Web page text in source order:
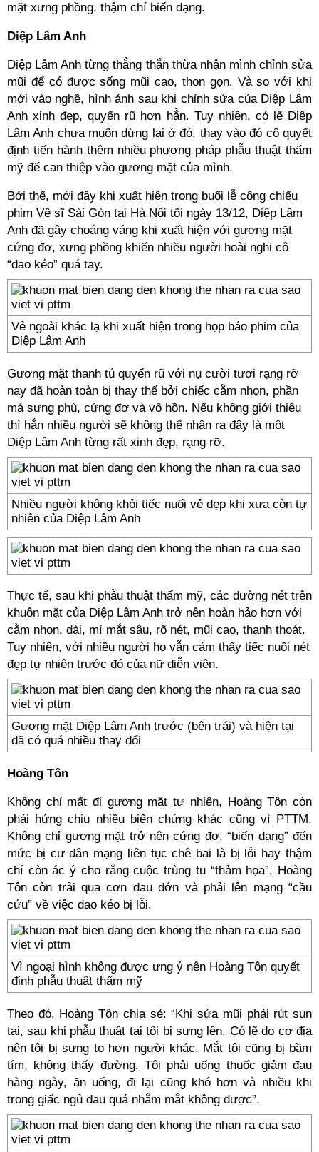
mặt xưng phồng, thậm chí biến dạng.
Diệp Lâm Anh
Diệp Lâm Anh từng thẳng thắn thừa nhận mình chỉnh sửa
mũi để có được sống mũi cao, thon gọn. Và so với khi
mới vào nghề, hình ảnh sau khi chỉnh sửa của Diệp Lâm
Anh xinh đẹp, quyến rũ hơn hẳn. Tuy nhiên, có lẽ Diệp
Lâm Anh chưa muốn dừng lại ở đó, thay vào đó cô quyết
định tiến hành thêm nhiều phương pháp phẫu thuật thẩm
mỹ để can thiệp vào gương mặt của mình.
Bởi thế, mới đây khi xuất hiện trong buổi lễ công chiếu
phim Vệ sĩ Sài Gòn tại Hà Nội tối ngày 13/12, Diệp Lâm
Anh đã gây choáng váng khi xuất hiện với gương mặt
cứng đơ, xưng phồng khiến nhiều người hoài nghi cô
“dao kéo” quá tay.
Vẻ ngoài khác lạ khi xuất hiện trong họp báo phim của
Diệp Lâm Anh
Gương mặt thanh tú quyến rũ với nụ cười tươi rạng rỡ
nay đã hoàn toàn bị thay thế bởi chiếc cằm nhọn, phần
má sưng phù, cứng đơ và vô hồn. Nếu không giới thiệu
thì hẳn nhiều người sẽ không thể nhận ra đây là một
Diệp Lâm Anh từng rất xinh đẹp, rạng rỡ.
Nhiều người không khỏi tiếc nuối vẻ dẹp khi xưa còn tự
nhiên của Diệp Lâm Anh
Thực tế, sau khi phẫu thuật thẩm mỹ, các đường nét trên
khuôn mặt của Diệp Lâm Anh trở nên hoàn hảo hơn với
cằm nhọn, dài, mí mắt sâu, rõ nét, mũi cao, thanh thoát.
Tuy nhiên, với nhiều người họ vẫn cảm thấy tiếc nuối nét
đẹp tự nhiên trước đó của nữ diễn viên.
Gương mặt Diệp Lâm Anh trước (bên trái) và hiện tại
đã có quá nhiều thay đổi
Hoàng Tôn
Không chỉ mất đi gương mặt tự nhiên, Hoàng Tôn còn
phải hứng chịu nhiều biến chứng khác cũng vì PTTM.
Không chỉ gương mặt trở nên cứng đơ, “biến dạng” đến
mức bị cư dân mạng liên tục chê bai là bị lỗi hay thậm
chí còn ác ý cho rằng cuộc trùng tu “thảm họa”, Hoàng
Tôn còn trải qua cơn đau đớn và phải lên mạng “cầu
cứu” về việc dao kéo bị lỗi.
Vì ngoại hình không được ưng ý nên Hoàng Tôn quyết
định phẫu thuật thẩm mỹ
Theo đó, Hoàng Tôn chia sẻ: “Khi sửa mũi phải rút sụn
tai, sau khi phẫu thuật tai tôi bị sưng lên. Có lẽ do cơ địa
nên tôi bị sưng to hơn người khác. Mắt tôi cũng bị bầm
tím, không thấy đường. Tôi phải uống thuốc giảm đau
hàng ngày, ăn uống, đi lại cũng khó hơn và nhiều khi
trong giấc ngủ đau quá nhắm mắt không được”.